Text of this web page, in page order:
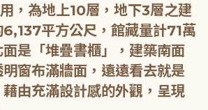
，為地上10層，地下3層之建
平方公尺，館藏量計71萬
是「堆疊書櫃」，建築南面
窗布滿牆面，遠遠看去就是
藉由充滿設計感的外觀，呈現